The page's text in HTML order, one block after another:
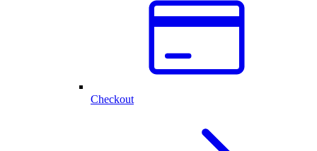
Checkout